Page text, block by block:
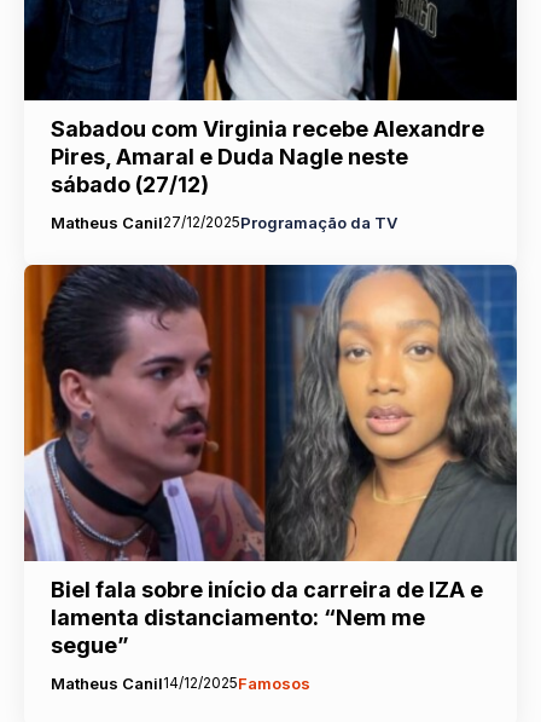
Sabadou com Virginia recebe Alexandre
Pires, Amaral e Duda Nagle neste
sábado (27/12)
Matheus Canil27/12/2025Programação da TV
Biel fala sobre início da carreira de IZA e
lamenta distanciamento: “Nem me
segue”
Matheus Canil14/12/2025Famosos